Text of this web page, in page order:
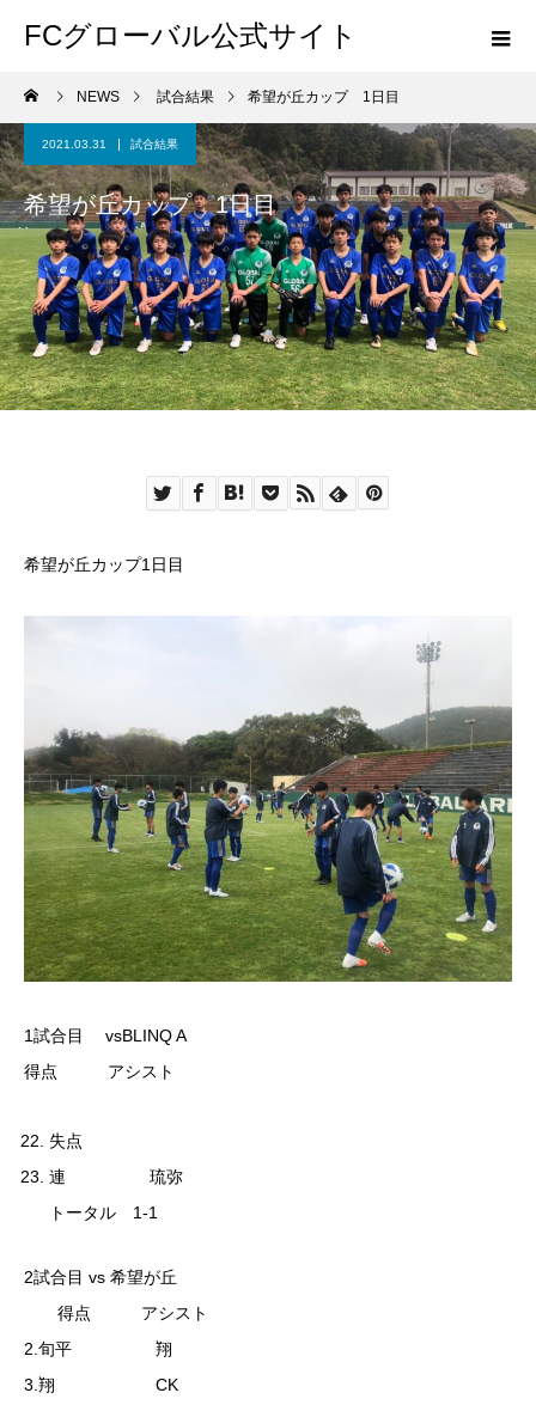
FCグローバル公式サイト
NEWS 試合結果 希望が丘カップ 1日目
2021.03.31 試合結果
希望が丘カップ 1日目
希望が丘カップ1日目
1試合目 vsBLINQ A
得点 アシスト
失点
連 琉弥
トータル 1-1
2試合目 vs 希望が丘
得点 アシスト
2.旬平 翔
3.翔 CK